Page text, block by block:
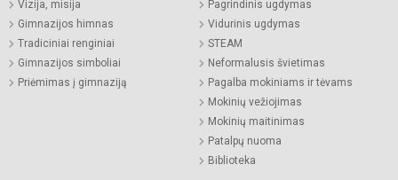
Vizija, misija
Gimnazijos himnas
Tradiciniai renginiai
Gimnazijos simboliai
Priėmimas į gimnaziją
Pagrindinis ugdymas
Vidurinis ugdymas
STEAM
Neformalusis švietimas
Pagalba mokiniams ir tėvams
Mokinių vežiojimas
Mokinių maitinimas
Patalpų nuoma
Biblioteka